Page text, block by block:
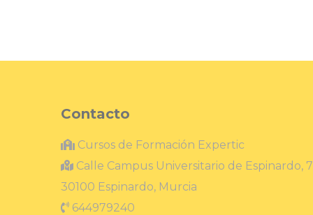
Contacto
Cursos de Formación Expertic
Calle Campus Universitario de Espinardo,
30100 Espinardo, Murcia
644979240